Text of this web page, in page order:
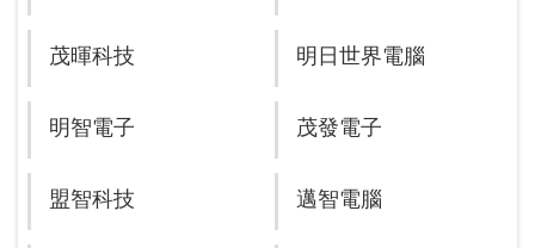
茂暉科技 明日世界電腦
明智電子 茂發電子
盟智科技 邁智電腦